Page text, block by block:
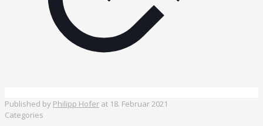
Published by Philipp Hofer at 18. Februar 2021
Categories